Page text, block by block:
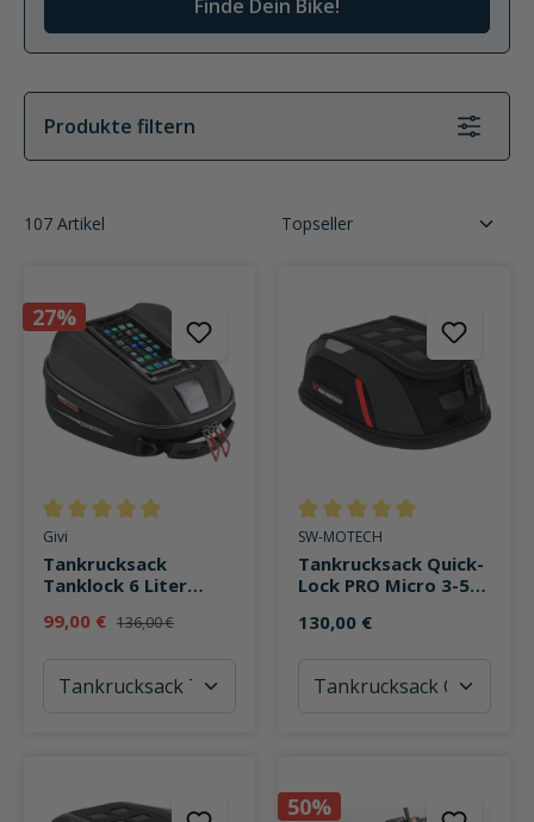
Finde Dein Bike!
Produkte filtern
107 Artikel
27%
Durchschnittliche Bewertung von 5 von 5 Sternen
Givi
Tankrucksack
Tanklock 6 Liter
99,00 € 136,00 €
Durchschnittliche Bewertung
SW-MOTECH
Tankrucksack Quick-
Lock PRO Micro 3-5
130,00 €
50%